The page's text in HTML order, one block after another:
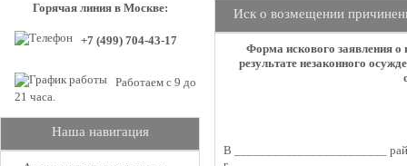
Горячая линия в Москве:
+7 (499) 704-43-17
Работаем с 9 до
21 часа.
Наша навигация
Иск о возмещении
Форма искового заявления о
результате незаконного
В ________________________